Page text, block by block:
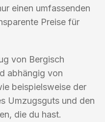
einen umfassenden
Preise für
von Bergisch
abhängig von
beispielsweise der
Umzugsguts und den
die du hast.